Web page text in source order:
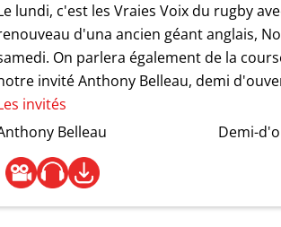
lundi, c'est les Vraies Voix du rugby
d'una ancien géant anglais,
On parlera également de la
invité Anthony Belleau, demi
invités
Belleau
Demi-